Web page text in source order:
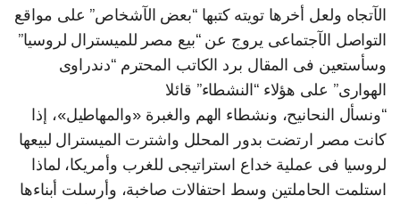
الآتجاه ولعل أخرها تويته كتبها “بعض الآشخاص” على مواقع
التواصل الآجتماعى يروج عن “بيع مصر للميسترال لروسيا”
وسأستعين فى المقال برد الكاتب المحترم “دندراوى
الهوارى” على هؤلاء “النشطاء” قائلا
“ونسأل النحانيح، ونشطاء الهم والغبرة «والمهاطيل»، إذا
كانت مصر ارتضت بدور المحلل واشترت الميسترال لبيعها
لروسيا فى عملية خداع استراتيجى للغرب وأمريكا، لماذا
استلمت الحاملتين وسط احتفالات صاخبة، وأرسلت أبناءها